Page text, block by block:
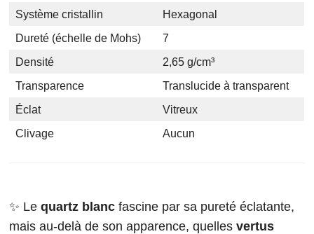
Système cristallin
Hexagonal
Dureté (échelle de Mohs)
7
Densité
2,65 g/cm³
Transparence
Translucide à transparent
Éclat
Vitreux
Clivage
Aucun
✨ Le quartz blanc fascine par sa pureté éclatante,
mais au-delà de son apparence, quelles vertus